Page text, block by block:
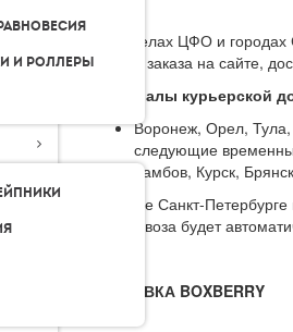
В пределах ЦФО и
оплаты заказа на сайте,
Интервалы курьерской
Воронеж, Орел,
следующие
Тамбов, Курск,
В городе Санкт-
самовывоза будет
ДОСТАВКА BOXBERRY
и роллеры